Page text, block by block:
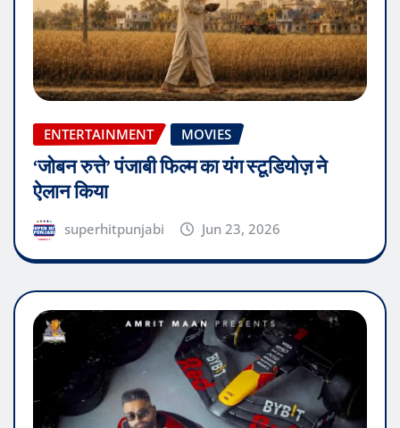
ENTERTAINMENT MOVIES
‘जोबन रुत्ते’ पंजाबी फिल्म का यंग स्टूडियोज़ ने
ऐलान किया
superhitpunjabi Jun 23, 2026